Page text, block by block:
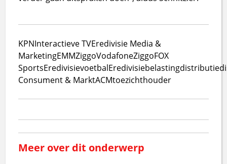
KPNInteractieve TVEredivisie Media &
MarketingEMMZiggoVodafoneZiggoFOX
SportsEredivisievoetbalEredivisiebelastingdistributie
Consument & MarktACMtoezichthouder
Meer over dit onderwerp